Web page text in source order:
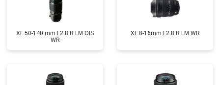
XF 50-140 mm F2.8 R LM OIS
WR
XF 8-16mm F2.8 R LM WR